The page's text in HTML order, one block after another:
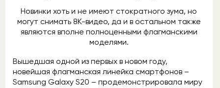
Новинки хоть и не имеют стократного зума, но
могут снимать 8К-видео, да и в остальном также
являются вполне полноценными флагманскими
моделями.
Вышедшая одной из первых в новом году,
новейшая флагманская линейка смартфонов –
Samsung Galaxy S20 – продемонстрировала миру